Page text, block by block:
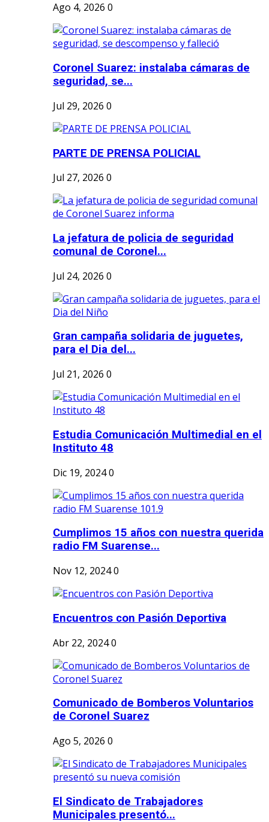
Ago 4, 2026 0
Coronel Suarez: instalaba cámaras de
seguridad, se...
Jul 29, 2026 0
PARTE DE PRENSA POLICIAL
Jul 27, 2026 0
La jefatura de policia de seguridad
comunal de Coronel...
Jul 24, 2026 0
Gran campaña solidaria de juguetes,
para el Dia del...
Jul 21, 2026 0
Estudia Comunicación Multimedial en el
Instituto 48
Dic 19, 20240
Cumplimos 15 años con nuestra querida
radio FM Suarense...
Nov 12, 20240
Encuentros con Pasión Deportiva
Abr 22, 20240
Comunicado de Bomberos Voluntarios
de Coronel Suarez
Ago 5, 2026 0
El Sindicato de Trabajadores
Municipales presentó...